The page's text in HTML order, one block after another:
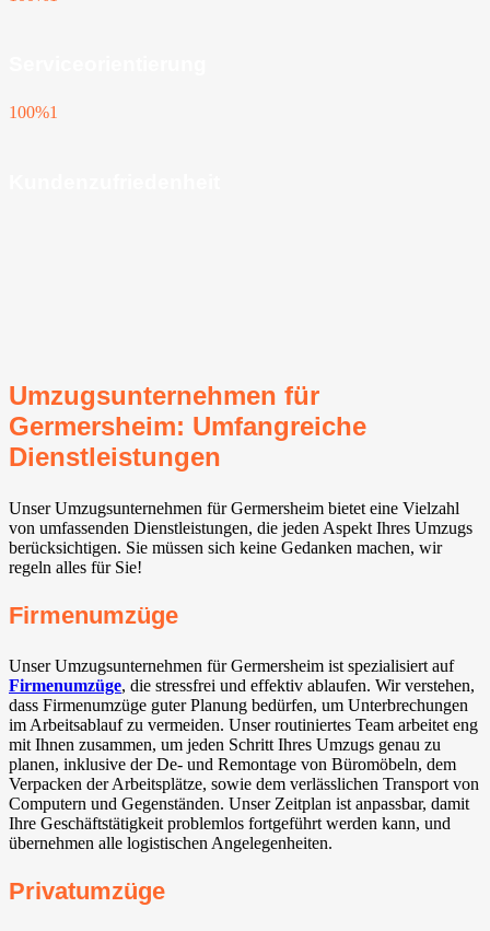
100%1
Umzugsunternehmen für
Germersheim: Umfangreiche
Dienstleistungen
Unser Umzugsunternehmen für Germersheim bietet eine Vielzahl
von umfassenden Dienstleistungen, die jeden Aspekt Ihres Umzugs
berücksichtigen. Sie müssen sich keine Gedanken machen, wir
regeln alles für Sie!
Firmenumzüge
Unser Umzugsunternehmen für Germersheim ist spezialisiert auf
Firmenumzüge, die stressfrei und effektiv ablaufen. Wir verstehen,
dass Firmenumzüge guter Planung bedürfen, um Unterbrechungen
im Arbeitsablauf zu vermeiden. Unser routiniertes Team arbeitet eng
mit Ihnen zusammen, um jeden Schritt Ihres Umzugs genau zu
planen, inklusive der De- und Remontage von Büromöbeln, dem
Verpacken der Arbeitsplätze, sowie dem verlässlichen Transport von
Computern und Gegenständen. Unser Zeitplan ist anpassbar, damit
Ihre Geschäftstätigkeit problemlos fortgeführt werden kann, und
übernehmen alle logistischen Angelegenheiten.
Privatumzüge